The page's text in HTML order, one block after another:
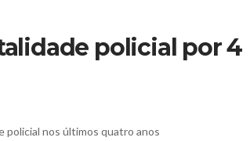
policial por 4
policial nos últimos quatro anos